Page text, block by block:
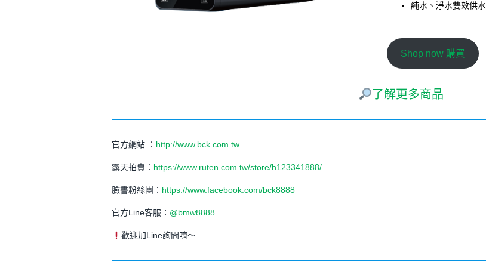
純水、淨水雙效供水
Shop now 購買
了解更多商品
官方網站 ： http://www.bck.com.tw
露天拍賣： https://www.ruten.com.tw/store/h123341888/
臉書粉絲團： https://www.facebook.com/bck8888
官方Line客服： @bmw8888
歡迎加Line詢問唷～